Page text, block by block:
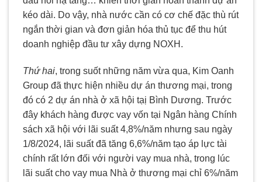
kéo dài. Do vậy, nhà nước cần có cơ chế đặc thù rút
ngắn thời gian và đơn giản hóa thủ tục để thu hút
doanh nghiệp đầu tư xây dựng NOXH.
Thứ hai, trong suốt những năm vừa qua, Kim Oanh
Group đã thực hiện nhiều dự án thương mại, trong
đó có 2 dự án nhà ở xã hội tạị Bình Dương. Trước
đây khách hàng được vay vốn tại Ngân hàng Chính
sách xã hội với lãi suất 4,8%/năm nhưng sau ngày
1/8/2024, lãi suất đã tăng 6,6%/năm tạo áp lực tài
chính rất lớn đối với người vay mua nhà, trong lúc
lãi suất cho vay mua Nhà ở thương mại chỉ 6%/năm